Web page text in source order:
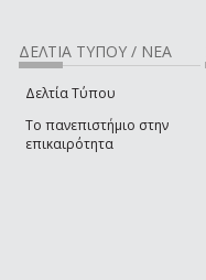
ΔΕΛΤΙΑ ΤΥΠΟΥ / ΝΕΑ
Δελτία Τύπου
Το πανεπιστήμιο στην
επικαιρότητα